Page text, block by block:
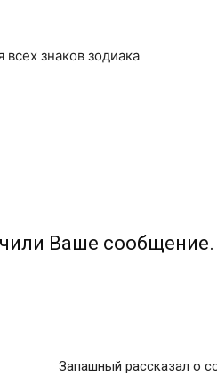
знаков зодиака
Ваше сообщение.
Запашный рассказал о